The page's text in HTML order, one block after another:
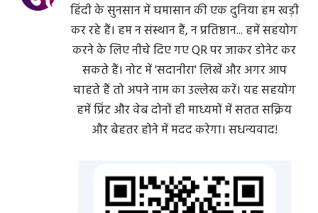
हिंदी के सुनसान में घमासान की एक दुनिया हम खड़ी
कर रहे हैं। हम न संस्थान हैं, न प्रतिष्ठान... हमें सहयोग
करने के लिए नीचे दिए गए QR पर जाकर डोनेट कर
सकते हैं। नोट में 'सदानीरा' लिखें और अगर आप
चाहते हैं तो अपने नाम का उल्लेख करें। यह सहयोग
हमें प्रिंट और वेब दोनों ही माध्यमों में सतत सक्रिय
और बेहतर होने में मदद करेगा। सधन्यवाद!